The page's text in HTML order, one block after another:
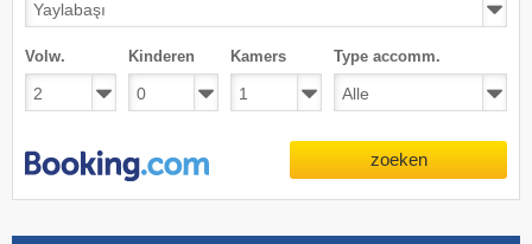
Volw. Kinderen Kamers Type accomm.
zoeken